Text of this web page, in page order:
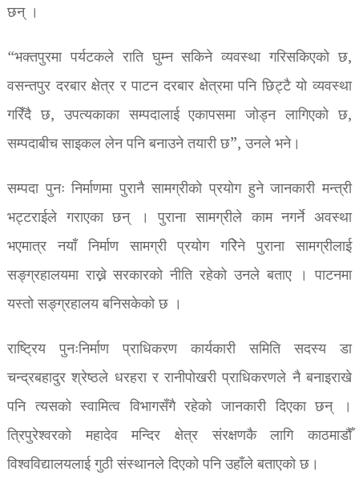
छन् ।
“भक्तपुरमा पर्यटकले राति घुम्न सकिने व्यवस्था गरिसकिएको छ,
वसन्तपुर दरबार क्षेत्र र पाटन दरबार क्षेत्रमा पनि छिट्टै यो व्यवस्था
गरिँदै छ, उपत्यकाका सम्पदालाई एकापसमा जोड्न लागिएको छ,
सम्पदाबीच साइकल लेन पनि बनाउने तयारी छ”, उनले भने।
सम्पदा पुनः निर्माणमा पुरानै सामग्रीको प्रयोग हुने जानकारी मन्त्री
भट्टराईले गराएका छन् । पुराना सामग्रीले काम नगर्ने अवस्था
भएमात्र नयाँ निर्माण सामग्री प्रयोग गरिेने पुराना सामग्रीलाई
सङ्ग्रहालयमा राख्ने सरकारको नीति रहेको उनले बताए । पाटनमा
यस्तो सङ्ग्रहालय बनिसकेको छ ।
राष्ट्रिय पुनःनिर्माण प्राधिकरण कार्यकारी समिति सदस्य डा
चन्द्रबहादुर श्रेष्ठले धरहरा र रानीपोखरी प्राधिकरणले नै बनाइराखे
पनि त्यसको स्वामित्व विभागसँगै रहेको जानकारी दिएका छन् ।
त्रिपुरेश्वरको महादेव मन्दिर क्षेत्र संरक्षणकै लागि काठमाडौँ
विश्वविद्यालयलाई गुठी संस्थानले दिएको पनि उहाँले बताएको छ।